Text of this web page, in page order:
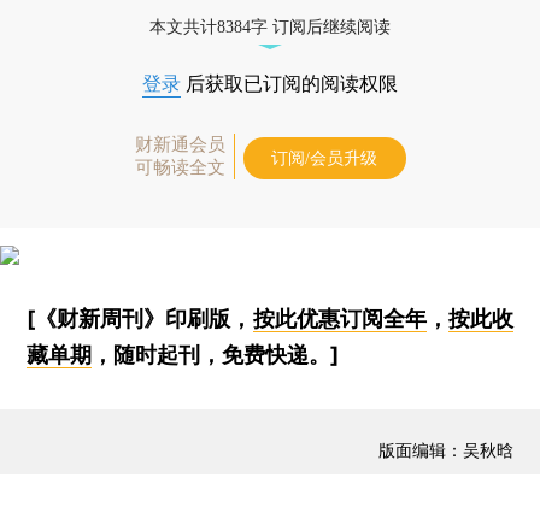
本文共计8384字 订阅后继续阅读
登录 后获取已订阅的阅读权限
财新通会员
可畅读全文
订阅/会员升级
[《财新周刊》印刷版， 按此优惠订阅全年， 按此收
藏单期 ，随时起刊，免费快递。]
版面编辑：吴秋晗